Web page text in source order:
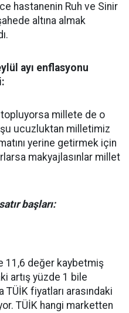
hastanenin Ruh ve Sinir
altına almak
ayı enflasyonu
millete de o
ucuzluktan milletimiz
yerine getirmek için
makyajlasınlar millet
başları:
11,6 değer kaybetmiş
artış yüzde 1 bile
fiyatları arasındaki
TÜİK hangi marketten